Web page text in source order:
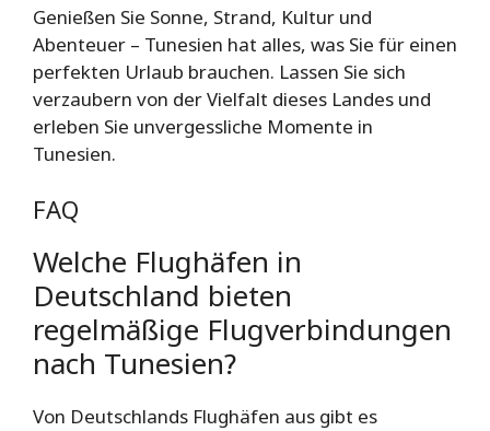
Genießen Sie Sonne, Strand, Kultur und
Abenteuer – Tunesien hat alles, was Sie für einen
perfekten Urlaub brauchen. Lassen Sie sich
verzaubern von der Vielfalt dieses Landes und
erleben Sie unvergessliche Momente in
Tunesien.
FAQ
Welche Flughäfen in
Deutschland bieten
regelmäßige Flugverbindungen
nach Tunesien?
Von Deutschlands Flughäfen aus gibt es